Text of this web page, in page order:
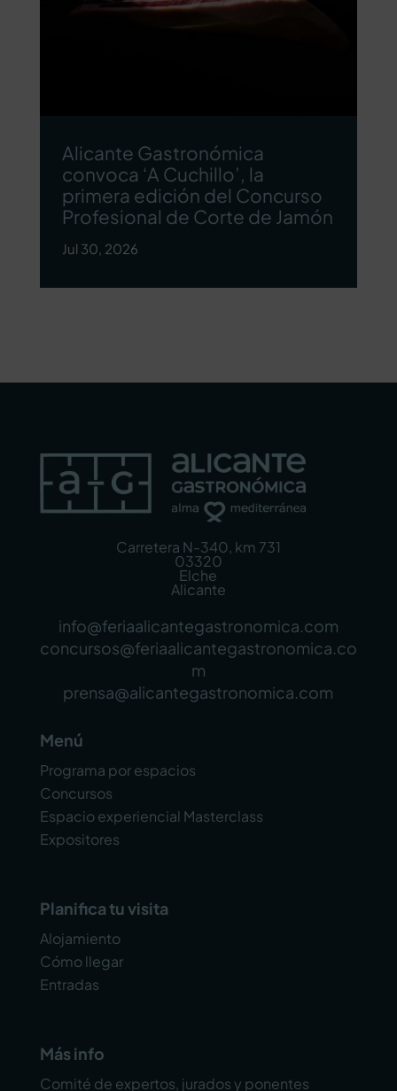
Alicante Gastronómica
convoca ‘A Cuchillo’, la
primera edición del Concurso
Profesional de Corte de Jamón
Jul 30, 2026
Carretera N-340, km 731
03320
Elche
Alicante
info@feriaalicantegastronomica.com
concursos@feriaalicantegastronomica.co
m
prensa@alicantegastronomica.com
Menú
Programa por espacios
Concursos
Espacio experiencial Masterclass
Expositores
Planifica tu visita
Alojamiento
Cómo llegar
Entradas
Más info
Comité de expertos, jurados y ponentes